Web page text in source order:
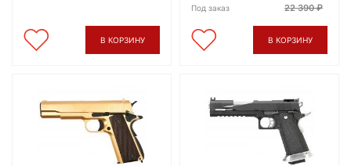
В КОРЗИНУ
Под заказ 22 390
В КОРЗИНУ